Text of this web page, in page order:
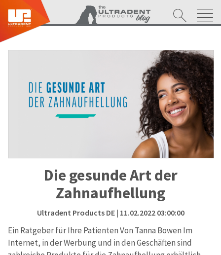
Die gesunde Art der
Zahnaufhellung
Ultradent Products DE| 11.02.2022 03:00:00
Ein Ratgeber für Ihre Patienten Von Tanna Bowen Im
Internet, in der Werbung und in den Geschäften sind